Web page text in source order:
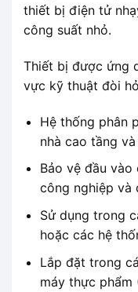
thiết bị điện tử
công suất nhỏ.
Thiết bị được ứng
vực kỹ thuật đòi
Hệ thống phân
nhà cao tầng
Bảo vệ đầu
công nghiệp và
Sử dụng trong
hoặc các hệ
Lắp đặt trong
máy thực phẩm